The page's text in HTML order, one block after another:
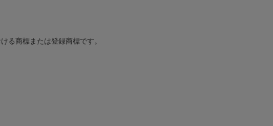
る商標または登録商標です。